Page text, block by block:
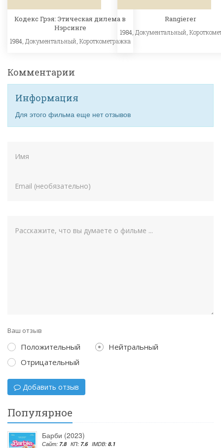
Кодекс Грэя: Этическая дилема в
Нэрсинге
1984, Документальный, Короткометражка
Rangierer
1984,Документальный,
Комментарии
Информация
Для этого фильма еще нет отзывов
Ваш отзыв
Положительный
Нейтральный
Отрицательный
Добавить отзыв
Популярное
Барби (2023)
Сайт: 7.8 КП: 7.6 IMDB: 8.1